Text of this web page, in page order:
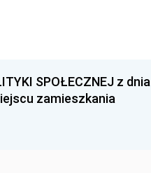
SPOŁECZNEJ z dnia
zamieszkania